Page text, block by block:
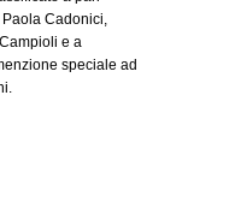
Cadonici,
e a
speciale ad